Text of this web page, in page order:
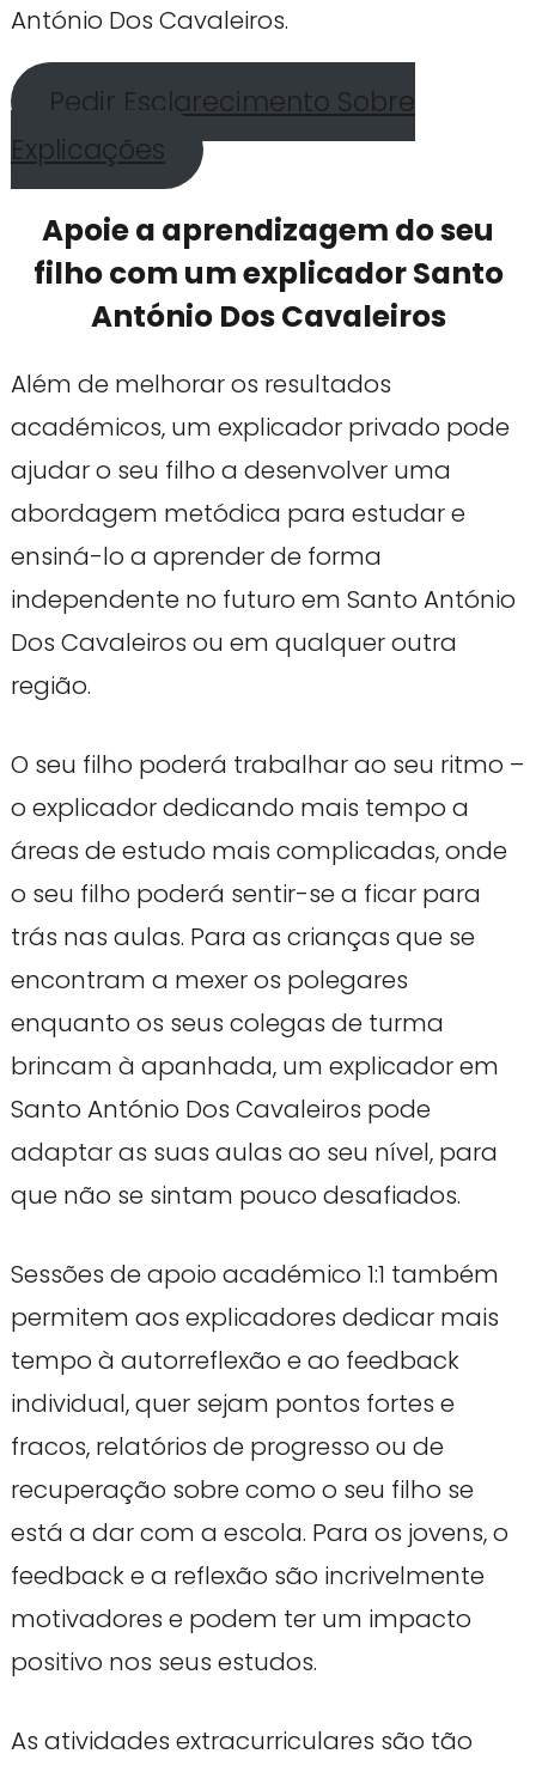
António Dos Cavaleiros.
Pedir Esclarecimento Sobre
Explicações
Apoie a aprendizagem do seu
filho com um explicador Santo
António Dos Cavaleiros
Além de melhorar os resultados
académicos, um explicador privado pode
ajudar o seu filho a desenvolver uma
abordagem metódica para estudar e
ensiná-lo a aprender de forma
independente no futuro em Santo António
Dos Cavaleiros ou em qualquer outra
região.
O seu filho poderá trabalhar ao seu ritmo –
o explicador dedicando mais tempo a
áreas de estudo mais complicadas, onde
o seu filho poderá sentir-se a ficar para
trás nas aulas. Para as crianças que se
encontram a mexer os polegares
enquanto os seus colegas de turma
brincam à apanhada, um explicador em
Santo António Dos Cavaleiros pode
adaptar as suas aulas ao seu nível, para
que não se sintam pouco desafiados.
Sessões de apoio académico 1:1 também
permitem aos explicadores dedicar mais
tempo à autorreflexão e ao feedback
individual, quer sejam pontos fortes e
fracos, relatórios de progresso ou de
recuperação sobre como o seu filho se
está a dar com a escola. Para os jovens, o
feedback e a reflexão são incrivelmente
motivadores e podem ter um impacto
positivo nos seus estudos.
As atividades extracurriculares são tão